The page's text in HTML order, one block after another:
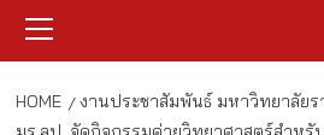
Menu
HOME งานประชาสัมพันธ์ มหาวิทยาลัยร